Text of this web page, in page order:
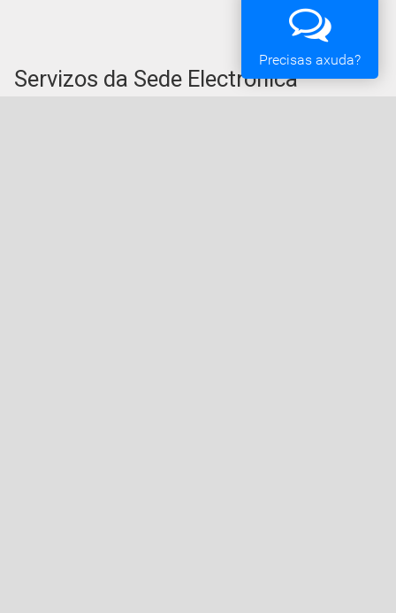
Servizos da Sede Electrónica
Precisas axuda?